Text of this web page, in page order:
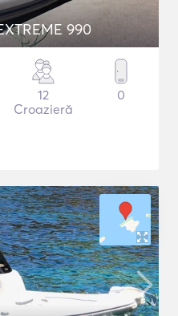
990
12
Croazieră
0